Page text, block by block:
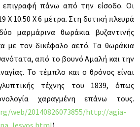
επιγραφή πάνω από την είσοδο. Οι
Χ 10.50 Χ 6 μέτρα. Στη δυτική πλευρά
μαρμάρινα θωράκια βυζαντινής
με τον δικέφαλο αετό. Τα θωράκια
από το βουνό Αμαλή και την
Το τέμπλο και ο θρόνος είναι
τέχνης του 1839, όπως
χαραγμένη επάνω τους.
web/20140826073855/http://agia-